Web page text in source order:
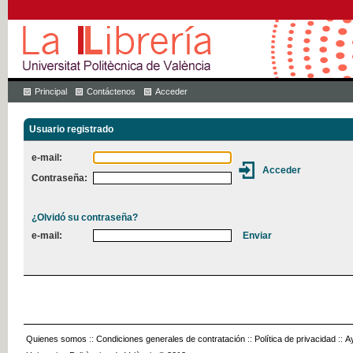
Principal Contáctenos Acceder
Usuario registrado
e-mail:
Contraseña:
¿Olvidó su contraseña?
e-mail:
Quienes somos :: Condiciones generales de contratación :: Política de privacidad ::